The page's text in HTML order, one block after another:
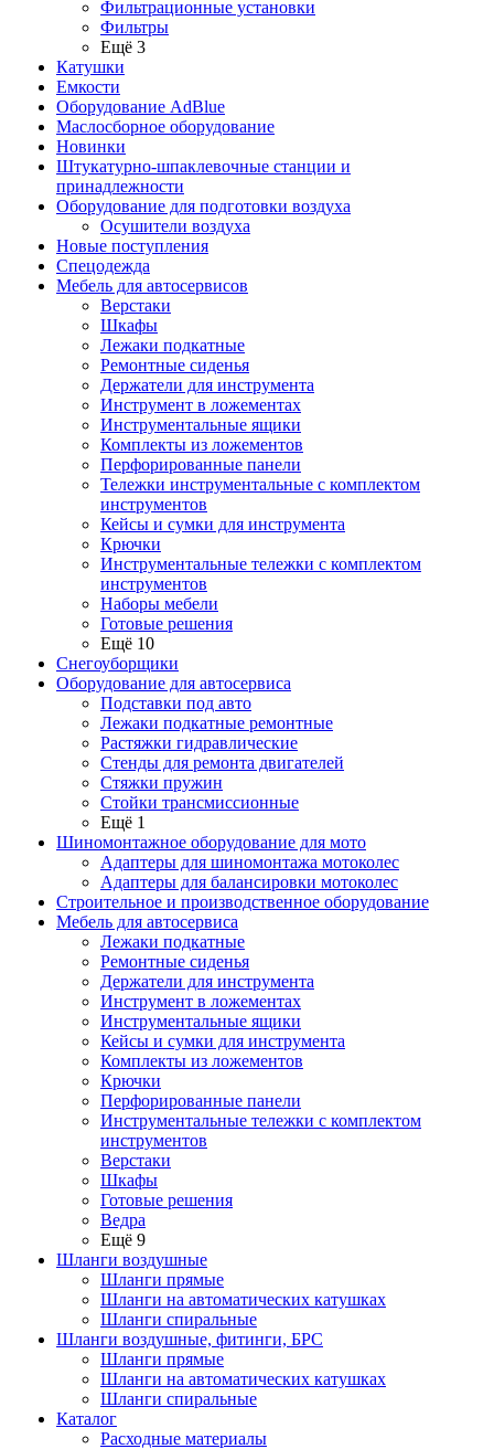
Фильтрационные установки
Фильтры
Ещё 3
Катушки
Емкости
Оборудование AdBlue
Маслосборное оборудование
Новинки
Штукатурно-шпаклевочные станции и
принадлежности
Оборудование для подготовки воздуха
Осушители воздуха
Новые поступления
Спецодежда
Мебель для автосервисов
Верстаки
Шкафы
Лежаки подкатные
Ремонтные сиденья
Держатели для инструмента
Инструмент в ложементах
Инструментальные ящики
Комплекты из ложементов
Перфорированные панели
Тележки инструментальные с комплектом
инструментов
Кейсы и сумки для инструмента
Крючки
Инструментальные тележки с комплектом
инструментов
Наборы мебели
Готовые решения
Ещё 10
Снегоуборщики
Оборудование для автосервиса
Подставки под авто
Лежаки подкатные ремонтные
Растяжки гидравлические
Стенды для ремонта двигателей
Стяжки пружин
Стойки трансмиссионные
Ещё 1
Шиномонтажное оборудование для мото
Адаптеры для шиномонтажа мотоколес
Адаптеры для балансировки мотоколес
Строительное и производственное оборудование
Мебель для автосервиса
Лежаки подкатные
Ремонтные сиденья
Держатели для инструмента
Инструмент в ложементах
Инструментальные ящики
Кейсы и сумки для инструмента
Комплекты из ложементов
Крючки
Перфорированные панели
Инструментальные тележки с комплектом
инструментов
Верстаки
Шкафы
Готовые решения
Ведра
Ещё 9
Шланги воздушные
Шланги прямые
Шланги на автоматических катушках
Шланги спиральные
Шланги воздушные, фитинги, БРС
Шланги прямые
Шланги на автоматических катушках
Шланги спиральные
Каталог
Расходные материалы